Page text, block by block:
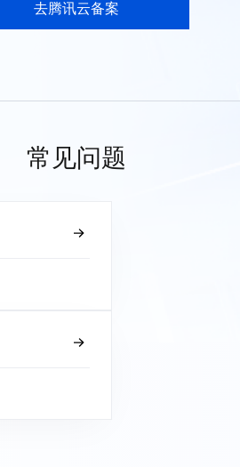
去腾讯云备案
常见问题